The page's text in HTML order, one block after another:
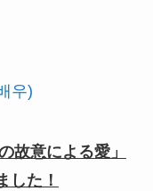
우)
故意による愛」
した！